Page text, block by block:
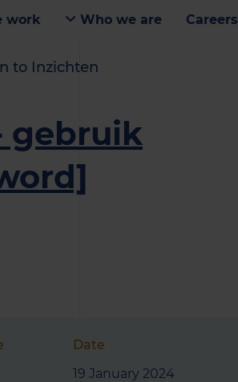
work Who we are Careers
to Inzichten
gebruik
Date
19 January 2024